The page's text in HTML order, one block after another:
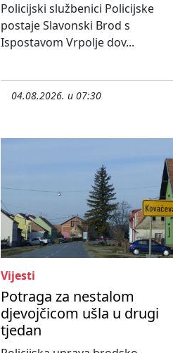
Policijski službenici Policijske
postaje Slavonski Brod s
Ispostavom Vrpolje dov...
04.08.2026. u 07:30
Vijesti
Potraga za nestalom
djevojčicom ušla u drugi
tjedan